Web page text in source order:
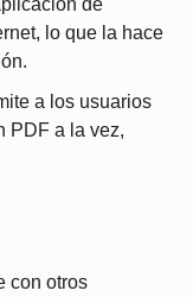
de
lo que la hace
a los usuarios
PDF a la vez,
con otros